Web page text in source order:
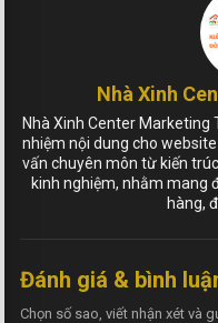
Nhà Xinh
Nhà Xinh Center Marketing
nhiệm nội dung cho
vấn chuyên môn từ kiến
kinh nghiệm, nhằm mang
hàng,
Đánh giá & bình
Chọn số sao, viết nhận xét và